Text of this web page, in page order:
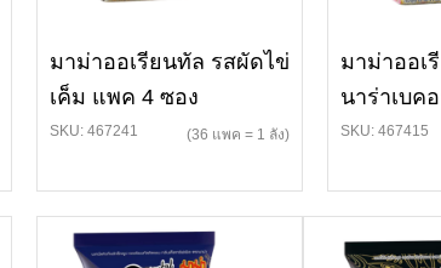
มาม่าออเรียนทัล รสผัดไข่
เค็ม แพค 4 ซอง
SKU: 467241 (36 แพค = 1 ลัง)
มาม่าออเ
นาร่าเบค
SKU: 467415